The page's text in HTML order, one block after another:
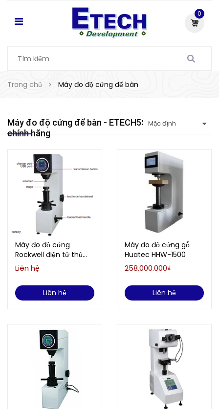
0
Trang chủ Máy đo độ cứng để bàn
Máy đo độ cứng để bàn - ETECH5S đơn vị cung cấp
chính hãng
Máy đo độ cứng
Rockwell điện tử thủ
công Insize ISH-RD200
ETECH VN
Liên hệ
Liên hệ
Máy đo độ cứng gỗ
Huatec HHW-1500
258.000.000₫
Liên hệ